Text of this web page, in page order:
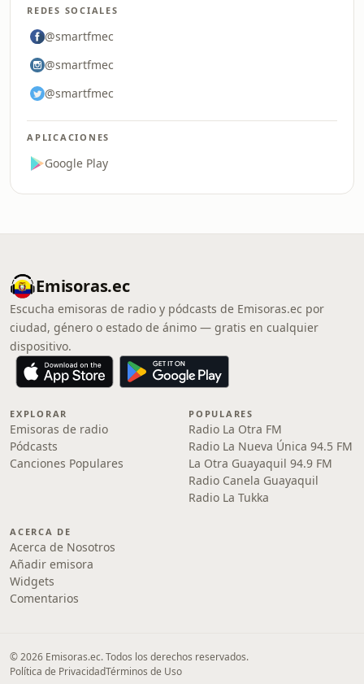
REDES SOCIALES
@smartfmec
@smartfmec
@smartfmec
APLICACIONES
Google Play
Emisoras.ec
Escucha emisoras de radio y pódcasts de Emisoras.ec por
ciudad, género o estado de ánimo — gratis en cualquier
dispositivo.
EXPLORAR
Emisoras de radio
Pódcasts
Canciones Populares
POPULARES
Radio La Otra FM
Radio La Nueva Única 94.5 FM
La Otra Guayaquil 94.9 FM
Radio Canela Guayaquil
Radio La Tukka
ACERCA DE
Acerca de Nosotros
Añadir emisora
Widgets
Comentarios
© 2026 Emisoras.ec. Todos los derechos reservados.
Política de PrivacidadTérminos de Uso